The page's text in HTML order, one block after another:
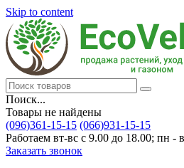
Skip to content
Поиск...
Товары не найдены
(096)361-15-15 (066)931-15-15
Работаем вт-вс с 9.00 до 18.00; пн -
Заказать звонок